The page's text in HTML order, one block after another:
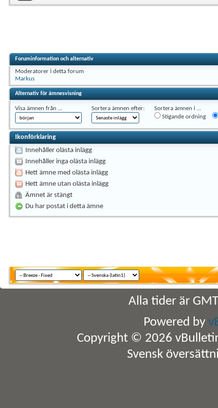
Foruminformation och alternativ
Moderatorer i detta forum
Markus
Alternativ för ämnesvisning
Visa ämnen från ... Sortera ämnen efter:
Sortera ämnen i ...
Stigande ordning
Ikonförklaring
Innehåller olästa inlägg
Innehåller inga olästa inlägg
Hett ämne med olästa inlägg
Hett ämne utan olästa inlägg
Ämnet är stängt
Du har postat i detta ämne
Alla tider är
Powered by
Copyright © 2026
Svensk